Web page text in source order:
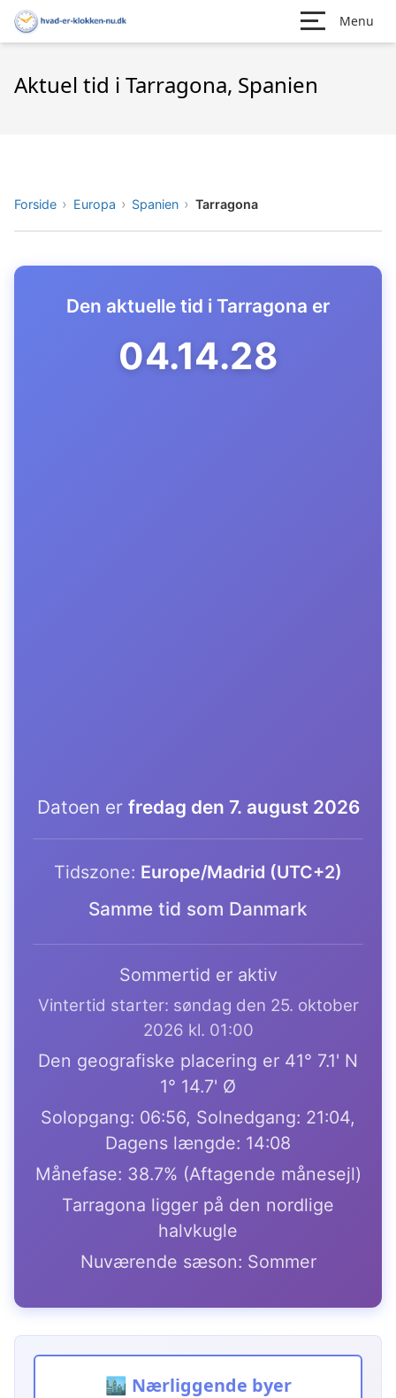
Menu
Aktuel tid i Tarragona, Spanien
Forside Europa Spanien Tarragona
Den aktuelle tid i Tarragona er
04.14.29
Datoen er fredag den 7. august 2026
Tidszone: Europe/Madrid (UTC+2)
Samme tid som Danmark
Sommertid er aktiv
Vintertid starter: søndag den 25. oktober
2026 kl. 01:00
Den geografiske placering er 41° 7.1' N
1° 14.7' Ø
Solopgang: 06:56, Solnedgang: 21:04,
Dagens længde: 14:08
Månefase: 38.7% (Aftagende månesejl)
Tarragona ligger på den nordlige
halvkugle
Nuværende sæson: Sommer
🏙️ Nærliggende byer